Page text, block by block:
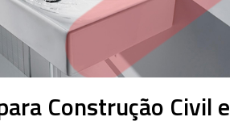
Construção Civil e